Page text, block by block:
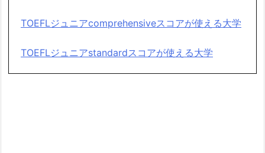
TOEFLジュニアcomprehensiveスコアが使える大学
TOEFLジュニアstandardスコアが使える大学